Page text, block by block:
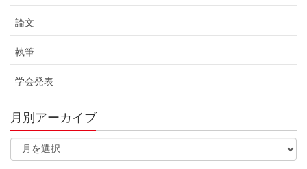
論文
執筆
学会発表
月別アーカイブ